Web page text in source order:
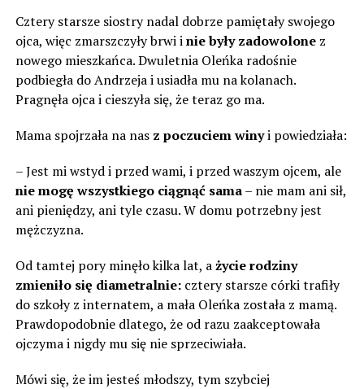
Cztery starsze siostry nadal dobrze pamiętały swojego
ojca, więc zmarszczyły brwi inie były zadowolonez
nowego mieszkańca. Dwuletnia Oleńka radośnie
podbiegła do Andrzeja i usiadła mu na kolanach.
Pragnęła ojca i cieszyła się, że teraz go ma.
Mama spojrzała na nas z poczuciem winyi powiedziała:
– Jest mi wstyd i przed wami, i przed waszym ojcem, ale
nie mogę wszystkiego ciągnąć sama– nie mam ani sił,
ani pieniędzy, ani tyle czasu. W domu potrzebny jest
mężczyzna.
Od tamtej pory minęło kilka lat, ażycie rodziny
zmieniło się diametralnie:cztery starsze córki trafiły
do szkoły z ​​internatem, a mała Oleńka została z mamą.
Prawdopodobnie dlatego, że od razu zaakceptowała
ojczyma i nigdy mu się nie sprzeciwiała.
Mówi się, że im jesteś młodszy, tym szybciej